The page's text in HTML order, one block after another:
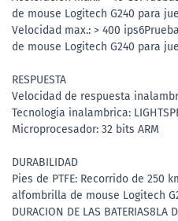
de mouse Logitech G240 para
Velocidad max.: > 400
de mouse Logitech G240 para
RESPUESTA
Velocidad de respuesta
Tecnologia inalambrica:
Microprocesador: 32 bits ARM
DURABILIDAD
Pies de PTFE: Recorrido de 250
alfombrilla de mouse Logitech
DURACION DE LAS BATERIAS8LA